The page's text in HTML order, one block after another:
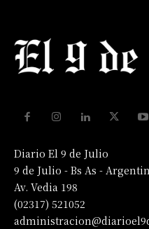
Diario El 9 de Julio
9 de Julio - Bs As -
Av. Vedia 198
(02317) 521052